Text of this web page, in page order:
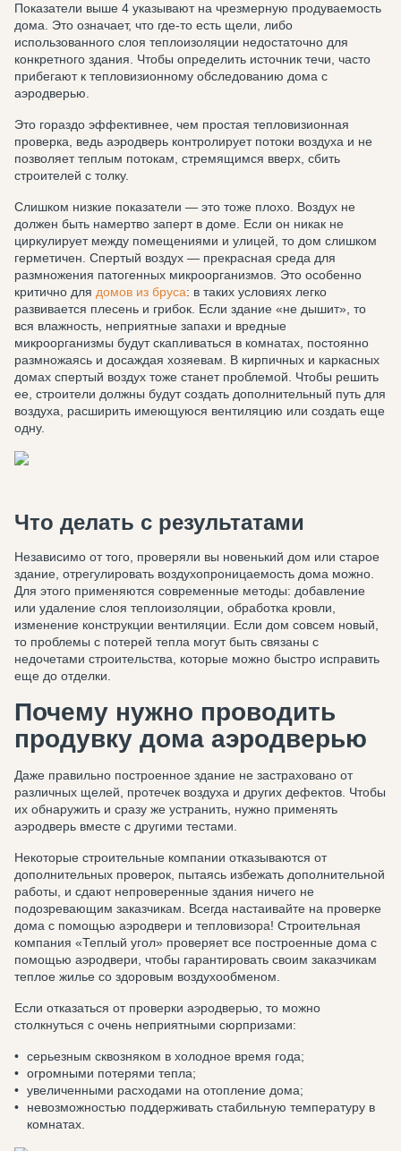
Показатели выше 4 указывают на чрезмерную продуваемость
дома. Это означает, что где-то есть щели, либо
использованного слоя теплоизоляции недостаточно для
конкретного здания. Чтобы определить источник течи, часто
прибегают к тепловизионному обследованию дома с
аэродверью.
Это гораздо эффективнее, чем простая тепловизионная
проверка, ведь аэродверь контролирует потоки воздуха и не
позволяет теплым потокам, стремящимся вверх, сбить
строителей с толку.
Слишком низкие показатели — это тоже плохо. Воздух не
должен быть намертво заперт в доме. Если он никак не
циркулирует между помещениями и улицей, то дом слишком
герметичен. Спертый воздух — прекрасная среда для
размножения патогенных микроорганизмов. Это особенно
критично для домов из бруса: в таких условиях легко
развивается плесень и грибок. Если здание «не дышит», то
вся влажность, неприятные запахи и вредные
микроорганизмы будут скапливаться в комнатах, постоянно
размножаясь и досаждая хозяевам. В кирпичных и каркасных
домах спертый воздух тоже станет проблемой. Чтобы решить
ее, строители должны будут создать дополнительный путь для
воздуха, расширить имеющуюся вентиляцию или создать еще
одну.
Что делать с результатами
Независимо от того, проверяли вы новенький дом или старое
здание, отрегулировать воздухопроницаемость дома можно.
Для этого применяются современные методы: добавление
или удаление слоя теплоизоляции, обработка кровли,
изменение конструкции вентиляции. Если дом совсем новый,
то проблемы с потерей тепла могут быть связаны с
недочетами строительства, которые можно быстро исправить
еще до отделки.
Почему нужно проводить
продувку дома аэродверью
Даже правильно построенное здание не застраховано от
различных щелей, протечек воздуха и других дефектов. Чтобы
их обнаружить и сразу же устранить, нужно применять
аэродверь вместе с другими тестами.
Некоторые строительные компании отказываются от
дополнительных проверок, пытаясь избежать дополнительной
работы, и сдают непроверенные здания ничего не
подозревающим заказчикам. Всегда настаивайте на проверке
дома с помощью аэродвери и тепловизора! Строительная
компания «Теплый угол» проверяет все построенные дома с
помощью аэродвери, чтобы гарантировать своим заказчикам
теплое жилье со здоровым воздухообменом.
Если отказаться от проверки аэродверью, то можно
столкнуться с очень неприятными сюрпризами:
серьезным сквозняком в холодное время года;
огромными потерями тепла;
увеличенными расходами на отопление дома;
невозможностью поддерживать стабильную температуру в
комнатах.